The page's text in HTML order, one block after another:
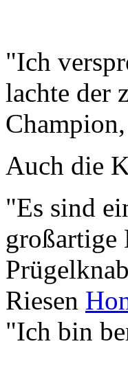
"Ich
lachte der
Auch die
"Es sind
großartige
Riesen
"Ich bin